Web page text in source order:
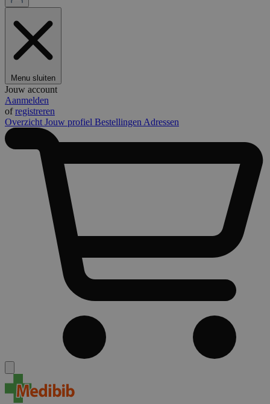
Menu sluiten
Jouw account
Aanmelden
ofregistreren
Overzicht Jouw profiel Bestellingen Adressen